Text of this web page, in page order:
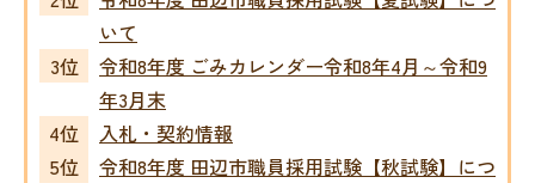
いて
令和8年度 ごみカレンダー令和8年4月～令和9
年3月末
入札・契約情報
令和8年度 田辺市職員採用試験【秋試験】につ